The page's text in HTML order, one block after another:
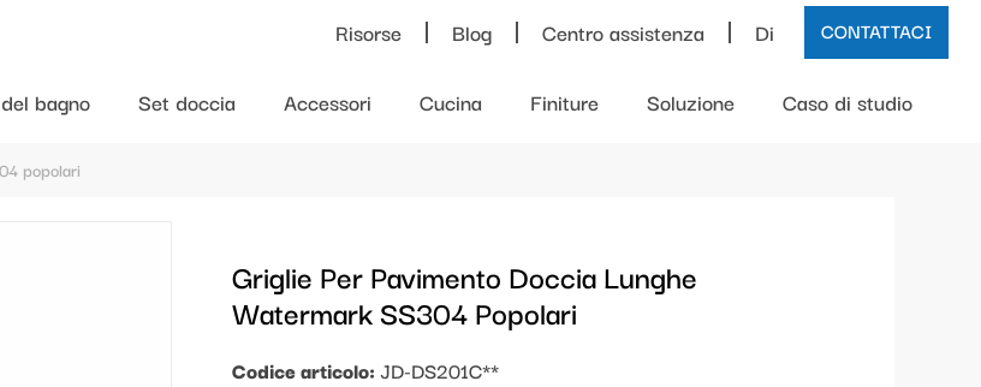
Risorse Blog Centro assistenza Di CONTATTACI
bagno Set doccia Accessori Cucina Finiture Soluzione Caso di studio
popolari
Griglie Per Pavimento Doccia Lunghe
Watermark SS304 Popolari
Codice articolo:JD-DS201C**